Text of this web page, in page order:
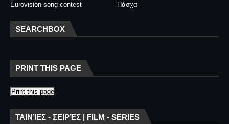
Eurovision song contest
Πάσχα
SEARCHBOX
PRINT THIS PAGE
Print this page
ΤΑΙΝΊΕΣ - ΣΕΙΡΈΣ | FILM - SERIES